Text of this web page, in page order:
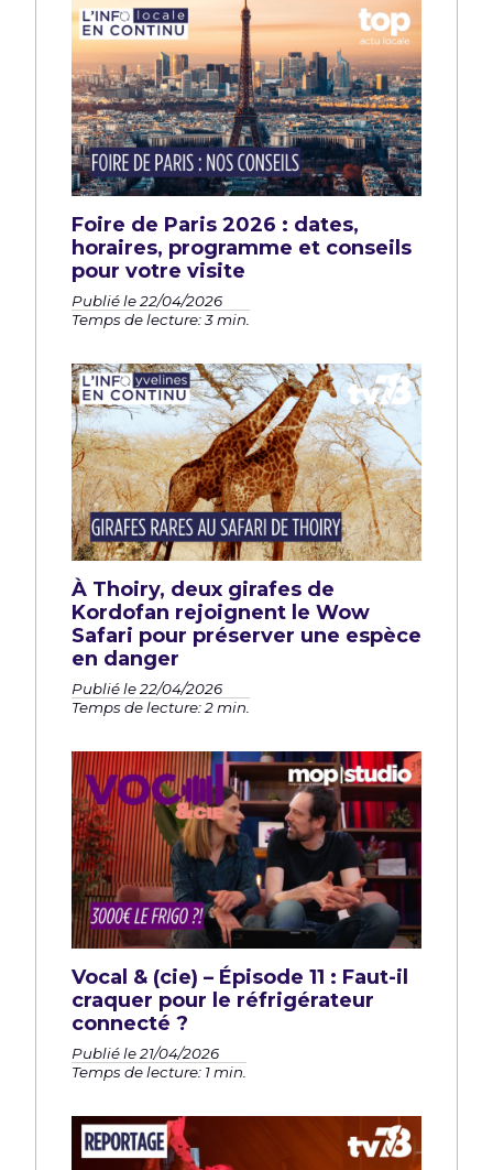
Foire de Paris 2026 : dates,
horaires, programme et conseils
pour votre visite
Publié le 22/04/2026
Temps de lecture: 3 min.
À Thoiry, deux girafes de
Kordofan rejoignent le Wow
Safari pour préserver une espèce
en danger
Publié le 22/04/2026
Temps de lecture: 2 min.
Vocal & (cie) – Épisode 11 : Faut-il
craquer pour le réfrigérateur
connecté ?
Publié le 21/04/2026
Temps de lecture: 1 min.